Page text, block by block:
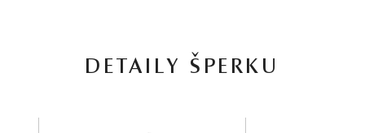
DETAILY ŠPERKU